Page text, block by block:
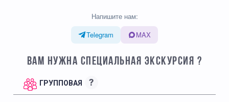
Напишите нам:
Telegram
MAX
ВАМ НУЖНА СПЕЦИАЛЬНАЯ ЭКСКУРСИЯ ?
ГРУППОВАЯ ?